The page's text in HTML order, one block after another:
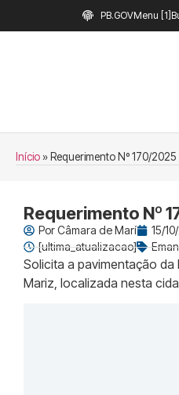
PB.GOVMenu [1]
Início» Requerimento Nº 170/2025
Requerimento Nº
PorCâmara de Marí
15/
[ultima_atualizacao]
Solicita a pavimentação
Mariz, localizada nesta